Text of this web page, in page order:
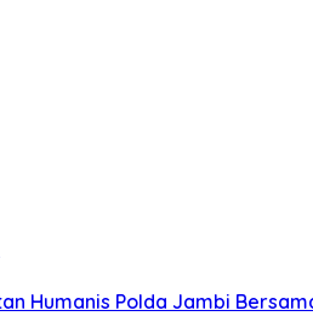
Humanis Polda Jambi